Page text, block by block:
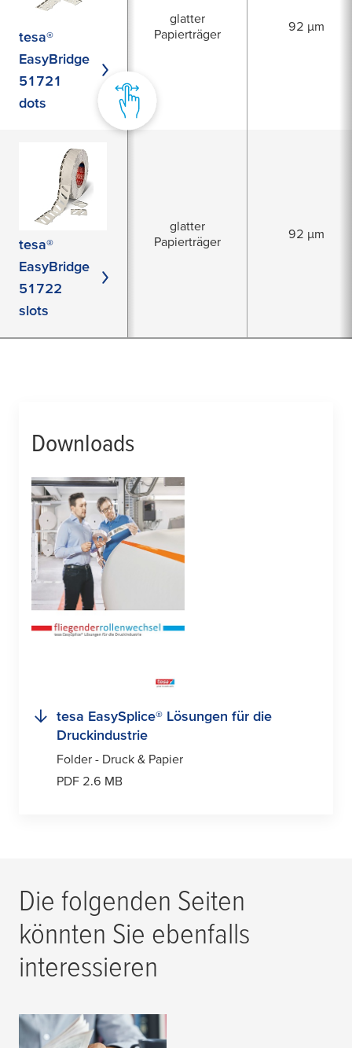
tesa®
EasyBridge
51721
dots
glatter
Papierträger
92 µm
tesa®
EasyBridge
51722
slots
glatter
Papierträger
92 µm
Downloads
tesa EasySplice® Lösungen für die
Druckindustrie
Folder - Druck & Papier
PDF 2.6 MB
Die folgenden Seiten
könnten Sie ebenfalls
interessieren
Zeitungs- &